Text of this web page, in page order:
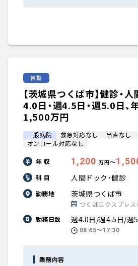
常勤
【茨城県つくば市】健診・
4.0日・週4.5日・週5.0日、
1,500万円
一般病院 救急対応なし 当直なし
オンコール対応なし
年 収 1,200 万円〜
科 目 人間ドック・健診
勤務地 茨城県つくば市
つくばエクスプレ
勤務日数
週4.0日/週4.5日/週
08:45〜17:30
業務内容